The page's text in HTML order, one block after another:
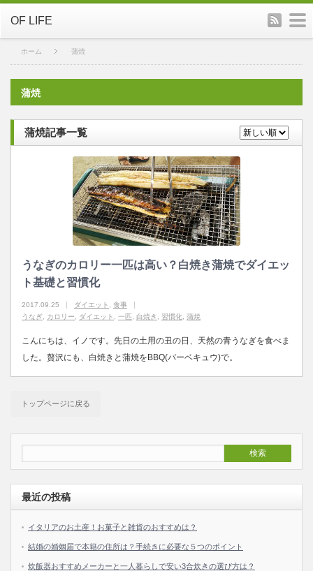
OF LIFE rss
ホーム 蒲焼
蒲焼
蒲焼記事一覧
うなぎのカロリー一匹は高い？白焼き蒲焼でダイエッ
ト基礎と習慣化
2017.09.25 ダイエット
食事
うなぎ
カロリー ダイエット 一匹 白焼き 習慣化 蒲焼
こんにちは、イノです。先日の土用の丑の日、天然の青うなぎを食べま
した。贅沢にも、白焼きと蒲焼をBBQ(バーベキュウ)で。
トップページに戻る
最近の投稿
イタリアのお土産！お菓子と雑貨のおすすめは？
結婚の婚姻届で本籍の住所は？手続きに必要な５つのポイント
炊飯器おすすめメーカーと一人暮らしで安い3合炊きの選び方は？